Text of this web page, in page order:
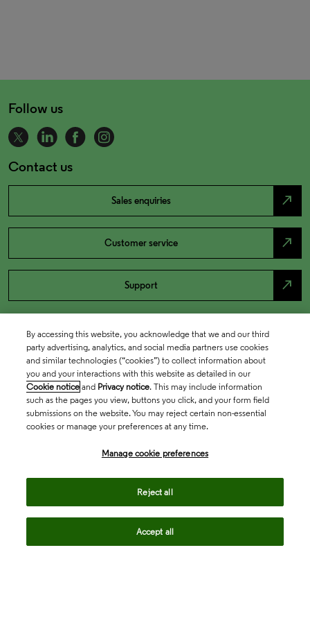
Follow us
Contact us
Sales enquiries north_east
Customer service north_east
Support north_east
By accessing this website, you acknowledge that we and our third
party advertising, analytics, and social media partners use cookies
and similar technologies (“cookies”) to collect information about
you and your interactions with this website as detailed in our
Cookie notice and Privacy notice. This may include information
such as the pages you view, buttons you click, and your form field
submissions on the website. You may reject certain non-essential
cookies or manage your preferences at any time.
Manage cookie preferences
Reject all
Accept all